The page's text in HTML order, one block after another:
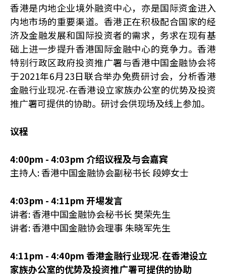
香港是内地企业境外融资中心，亦是国际资金进入
内地市场的重要渠道。香港正在积极配合国家的经
济及金融发展和国际投资者的需求，务求在现有基
础上进一步提升香港国际金融中心的竞争力。香港
特别行政区政府投资推广署与香港中国金融协会将
于2021年6月23日联合举办免费研讨会，分析香港
金融行业现况˴在香港设立家族办公室的优势及投资
推广署可提供的协助。研讨会供现场及线上参加。
议程
4:00pm - 4:03pm 介绍议程及与会嘉宾
主持人: 香港中国金融协会副秘书长 段婷女士
4:03pm - 4:11pm 开埸发言
讲者: 香港中国金融协会秘书长 樊荣先生
讲者: 香港中国金融协会理事 朱晓军先生
4:11pm - 4:40pm 香港金融行业现况˴在香港设立
家族办公室的优势及投资推广署可提供的协助